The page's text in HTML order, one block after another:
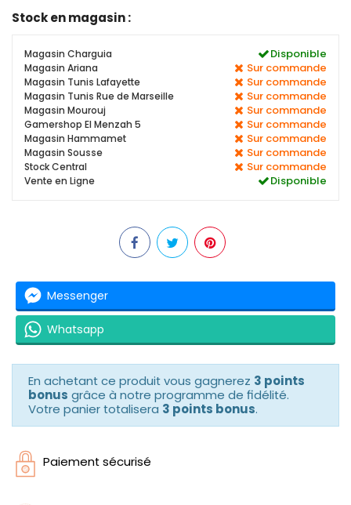
Stock en magasin :
Magasin Charguia Disponible
Magasin Ariana Sur commande
Magasin Tunis Lafayette Sur commande
Magasin Tunis Rue de Marseille Sur commande
Magasin Mourouj Sur commande
Gamershop El Menzah 5 Sur commande
Magasin Hammamet Sur commande
Magasin Sousse Sur commande
Stock Central Sur commande
Vente en Ligne Disponible
Messenger
Whatsapp
En achetant ce produit vous gagnerez 3 points
bonus grâce à notre programme de fidélité.
Votre panier totalisera 3 points bonus.
Paiement sécurisé